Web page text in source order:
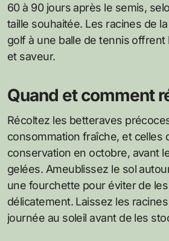
60 à 90 jours après le semis,
taille souhaitée. Les racines de la
golf à une balle de tennis offrent
et saveur.
Quand et comment
Récoltez les betteraves
consommation fraîche, et celles
conservation en octobre, avant
gelées. Ameublissez le sol
une fourchette pour éviter de
délicatement. Laissez les
journée au soleil avant de les